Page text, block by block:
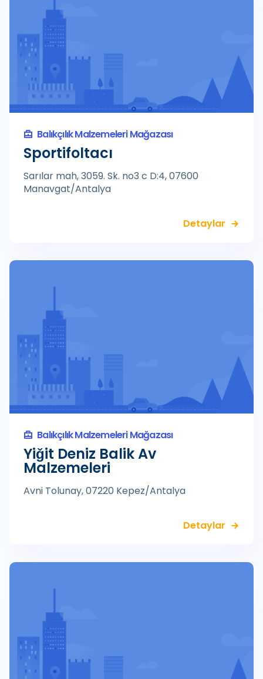
Balıkçılık Malzemeleri Mağazası
Sportifoltacı
Sarılar mah, 3059. Sk. no3 c D:4, 07600
Manavgat/Antalya
Detaylar
Balıkçılık Malzemeleri Mağazası
Yiǧit Deniz Balik Av
Malzemeleri
Avni Tolunay, 07220 Kepez/Antalya
Detaylar